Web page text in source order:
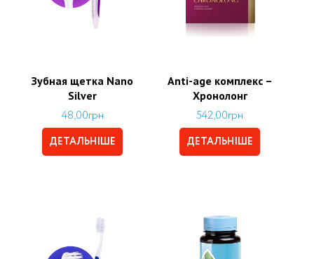
Зубная щетка Nano
Silver
48,00грн
ДЕТАЛЬНІШЕ
Аnti-age комплекс –
Хронолонг
542,00грн
ДЕТАЛЬНІШЕ